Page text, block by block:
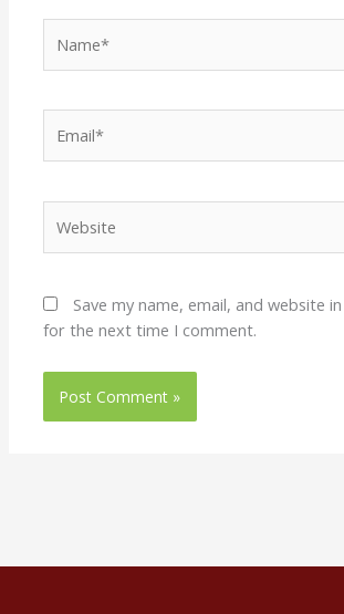
Save my name, email, and website
for the next time I comment.